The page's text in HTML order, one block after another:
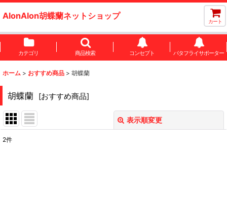
AlonAlon胡蝶蘭ネットショップ
カート
カテゴリ 商品検索 コンセプト バタフライサポーター
ホーム > おすすめ商品 > 胡蝶蘭
胡蝶蘭 [おすすめ商品]
表示順変更
2件